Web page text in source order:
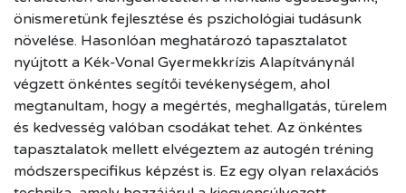
önismeretünk fejlesztése és pszichológiai tudásunk
növelése. Hasonlóan meghatározó tapasztalatot
nyújtott a Kék-Vonal Gyermekkrízis Alapítványnál
végzett önkéntes segítői tevékenységem, ahol
megtanultam, hogy a megértés, meghallgatás, türelem
és kedvesség valóban csodákat tehet. Az önkéntes
tapasztalatok mellett elvégeztem az autogén tréning
módszerspecifikus képzést is. Ez egy olyan relaxációs